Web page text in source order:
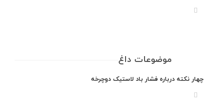
موضوعات داغ
چهار نکته درباره فشار باد لاستیک دوچرخه